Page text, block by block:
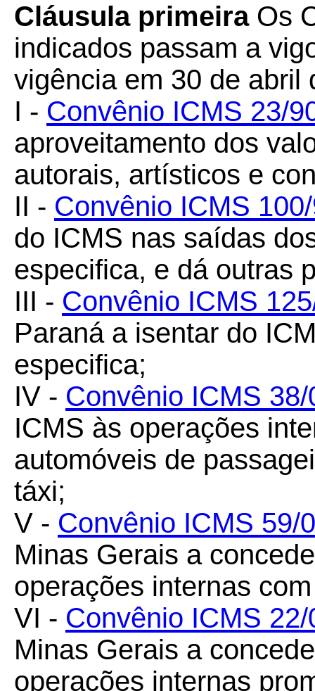
Cláusula primeiraOs
indicados passam a
vigência em 30 de abril
I - Convênio ICMS 23/
aproveitamento dos
autorais, artísticos e
II - Convênio ICMS
do ICMS nas saídas
especifica, e dá outras
III - Convênio ICMS
Paraná a isentar do
especifica;
IV - Convênio ICMS 38/
ICMS às operações
automóveis de
táxi;
V - Convênio ICMS 59/
Minas Gerais a
operações internas
VI - Convênio ICMS 22/
Minas Gerais a
operações internas